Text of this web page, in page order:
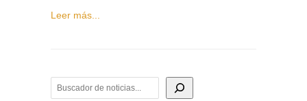
Leer más...
BUSCADOR DE NOTICIAS